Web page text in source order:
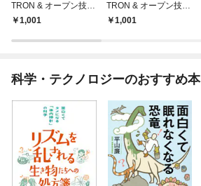
TRON & オープン技術
情報マガジン
1,001
TRON & オープン技術
情報マガジン
1,001
科学・テクノロジーのおすすめ本